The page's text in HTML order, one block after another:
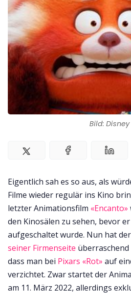
Impressum
Bild: Disney
Eigentlich sah es so aus, als
Filme wieder regulär ins Kino
letzter Animationsfilm «Encanto»
den Kinosälen zu sehen, bevor
aufgeschaltet wurde. Nun hat
seiner Firmenseite
dass man bei Pixars «Rot» auf
verzichtet. Zwar startet der
am 11. März 2022, allerdings